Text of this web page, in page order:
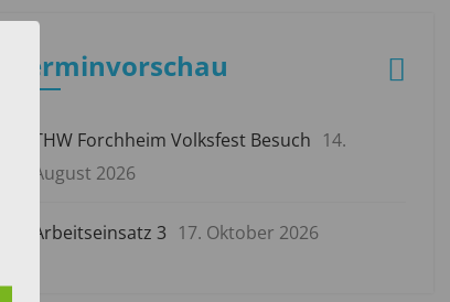
Terminvorschau
THW Forchheim Volksfest Besuch 14.
August 2026
Arbeitseinsatz 3 17. Oktober 2026